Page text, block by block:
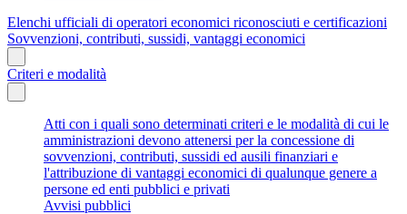
Elenchi ufficiali di operatori economici riconosciuti e certificazioni
Sovvenzioni, contributi, sussidi, vantaggi economici
Criteri e modalità
Atti con i quali sono determinati criteri e le modalità di cui le
amministrazioni devono attenersi per la concessione di
sovvenzioni, contributi, sussidi ed ausili finanziari e
l'attribuzione di vantaggi economici di qualunque genere a
persone ed enti pubblici e privati
Avvisi pubblici